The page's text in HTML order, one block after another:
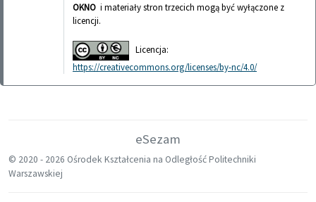
OKNO i materiały stron trzecich mogą być wyłączone z
licencji.
Licencja:
https://creativecommons.org/licenses/by-nc/4.0/
eSezam
© 2020 - 2026 Ośrodek Kształcenia na Odległość Politechniki
Warszawskiej